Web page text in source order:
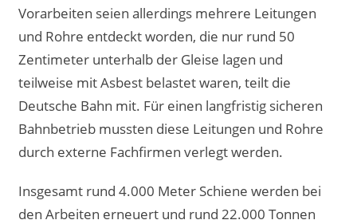
Vorarbeiten seien allerdings mehrere Leitungen
und Rohre entdeckt worden, die nur rund 50
Zentimeter unterhalb der Gleise lagen und
teilweise mit Asbest belastet waren, teilt die
Deutsche Bahn mit. Für einen langfristig sicheren
Bahnbetrieb mussten diese Leitungen und Rohre
durch externe Fachfirmen verlegt werden.
Insgesamt rund 4.000 Meter Schiene werden bei
den Arbeiten erneuert und rund 22.000 Tonnen